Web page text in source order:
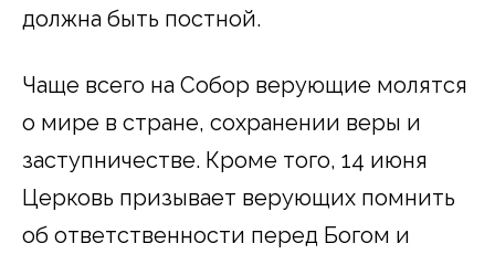
должна быть постной.
Чаще всего на Собор верующие молятся
о мире в стране, сохранении веры и
заступничестве. Кроме того, 14 июня
Церковь призывает верующих помнить
об ответственности перед Богом и